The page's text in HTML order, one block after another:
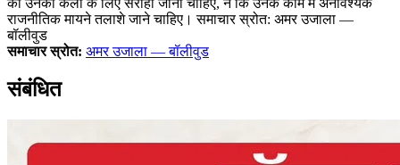
राजनीतिक मायने तलाशे जाने चाहिए। समाचार स्रोत: अमर उजाला —
बॉलीवुड
समाचार स्रोत: अमर उजाला — बॉलीवुड
संबंधित